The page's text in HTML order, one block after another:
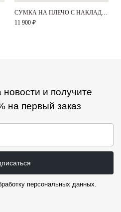
СУМКА НА ПЛЕЧО С НАКЛАДНЫМИ КАРМАНАМИ
11 900 ₽
и получите
на первый заказ
персональных данных.